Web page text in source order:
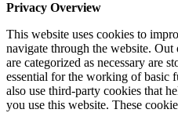
Privacy Overview
This website uses cookies to
navigate through the website. Out
are categorized as necessary are
essential for the working of basic
also use third-party cookies that
you use this website. These